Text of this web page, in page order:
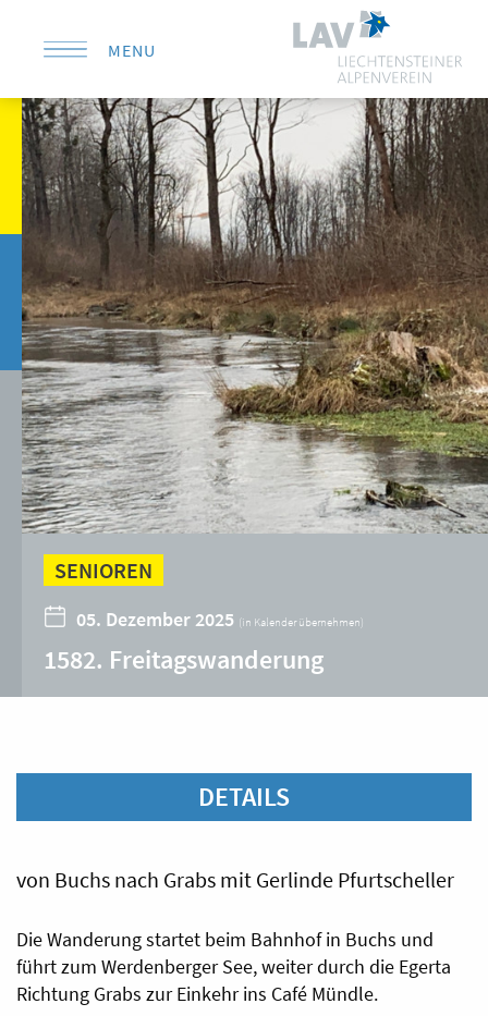
MENU
KONTAKT
SENIOREN
05. Dezember 2025 (in Kalender übernehmen)
1582. Freitagswanderung
DETAILS
von Buchs nach Grabs mit Gerlinde Pfurtscheller
Die Wanderung startet beim Bahnhof in Buchs und
führt zum Werdenberger See, weiter durch die Egerta
Richtung Grabs zur Einkehr ins Café Mündle.